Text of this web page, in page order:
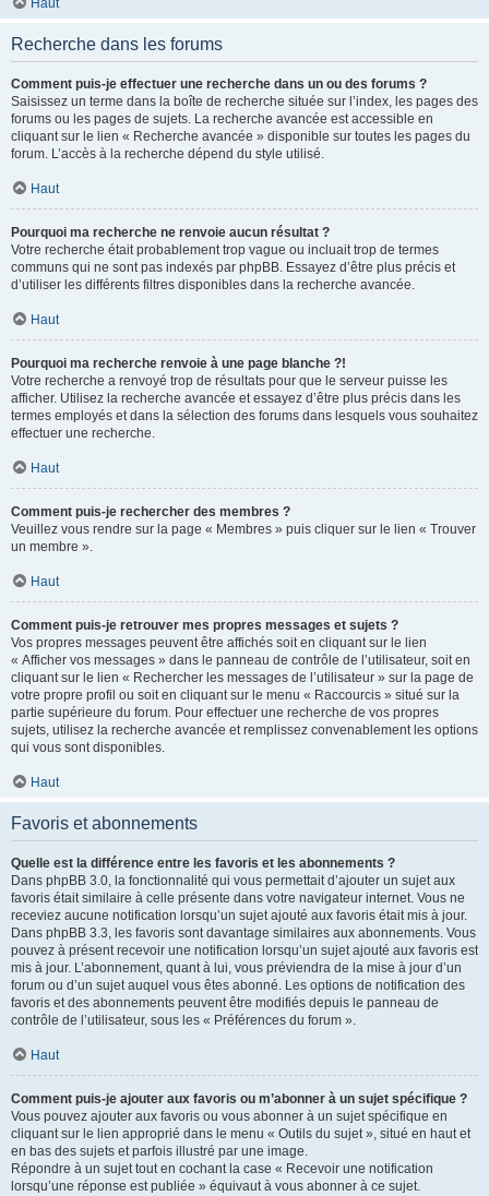
Haut
Recherche dans les forums
Comment puis-je effectuer une recherche dans un ou des forums ?
Saisissez un terme dans la boîte de recherche située sur l’index, les pages des
forums ou les pages de sujets. La recherche avancée est accessible en
cliquant sur le lien « Recherche avancée » disponible sur toutes les pages du
forum. L’accès à la recherche dépend du style utilisé.
Haut
Pourquoi ma recherche ne renvoie aucun résultat ?
Votre recherche était probablement trop vague ou incluait trop de termes
communs qui ne sont pas indexés par phpBB. Essayez d’être plus précis et
d’utiliser les différents filtres disponibles dans la recherche avancée.
Haut
Pourquoi ma recherche renvoie à une page blanche ?!
Votre recherche a renvoyé trop de résultats pour que le serveur puisse les
afficher. Utilisez la recherche avancée et essayez d’être plus précis dans les
termes employés et dans la sélection des forums dans lesquels vous souhaitez
effectuer une recherche.
Haut
Comment puis-je rechercher des membres ?
Veuillez vous rendre sur la page « Membres » puis cliquer sur le lien « Trouver
un membre ».
Haut
Comment puis-je retrouver mes propres messages et sujets ?
Vos propres messages peuvent être affichés soit en cliquant sur le lien
« Afficher vos messages » dans le panneau de contrôle de l’utilisateur, soit en
cliquant sur le lien « Rechercher les messages de l’utilisateur » sur la page de
votre propre profil ou soit en cliquant sur le menu « Raccourcis » situé sur la
partie supérieure du forum. Pour effectuer une recherche de vos propres
sujets, utilisez la recherche avancée et remplissez convenablement les options
qui vous sont disponibles.
Haut
Favoris et abonnements
Quelle est la différence entre les favoris et les abonnements ?
Dans phpBB 3.0, la fonctionnalité qui vous permettait d’ajouter un sujet aux
favoris était similaire à celle présente dans votre navigateur internet. Vous ne
receviez aucune notification lorsqu’un sujet ajouté aux favoris était mis à jour.
Dans phpBB 3.3, les favoris sont davantage similaires aux abonnements. Vous
pouvez à présent recevoir une notification lorsqu’un sujet ajouté aux favoris est
mis à jour. L’abonnement, quant à lui, vous préviendra de la mise à jour d’un
forum ou d’un sujet auquel vous êtes abonné. Les options de notification des
favoris et des abonnements peuvent être modifiés depuis le panneau de
contrôle de l’utilisateur, sous les « Préférences du forum ».
Haut
Comment puis-je ajouter aux favoris ou m’abonner à un sujet spécifique ?
Vous pouvez ajouter aux favoris ou vous abonner à un sujet spécifique en
cliquant sur le lien approprié dans le menu « Outils du sujet », situé en haut et
en bas des sujets et parfois illustré par une image.
Répondre à un sujet tout en cochant la case « Recevoir une notification
lorsqu’une réponse est publiée » équivaut à vous abonner à ce sujet.